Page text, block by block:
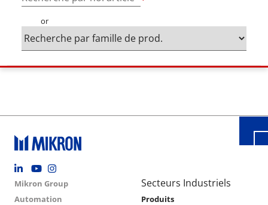
INSIDE MIKRON TOOL
or
Footer social
Group menu
Mikron Group
Automation
Main navigation
Secteurs Industriels
Produits